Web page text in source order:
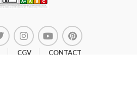
CGV CONTACT